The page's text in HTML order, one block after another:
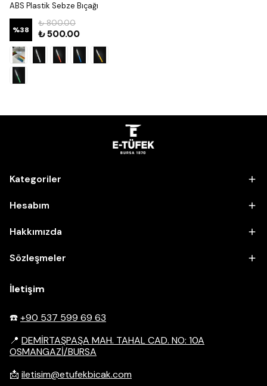
ABS Plastik Sebze Bıçağı
%38
₺ 800.00
₺ 500.00
Kategoriler
Hesabım
Hakkımızda
Sözleşmeler
İletişim
☎️+90 537 599 69 63
📍 DEMİRTAŞPAŞA MAH. TAHAL CAD. NO: 10A
OSMANGAZİ/BURSA
📩 iletisim@etufekbicak.com